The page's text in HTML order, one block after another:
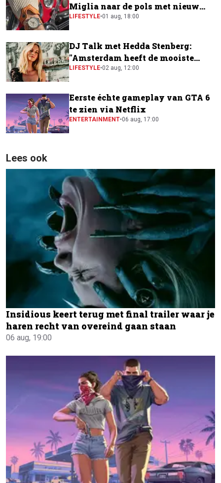
Miglia naar de pols met nieuw
horloge
LIFESTYLE•01 aug, 18:00
DJ Talk met Hedda Stenberg:
"Amsterdam heeft de mooiste
festivalscene van Europa"
LIFESTYLE•02 aug, 12:00
Eerste échte gameplay van GTA 6
te zien via Netflix
ENTERTAINMENT•06 aug, 17:00
Lees ook
Insidious keert terug met final trailer waar je
haren recht van overeind gaan staan
06 aug, 19:00